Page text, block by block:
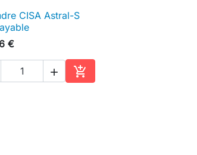
 Aperçu rapide
CISA Astral-S
€
 
Ajouter au panier